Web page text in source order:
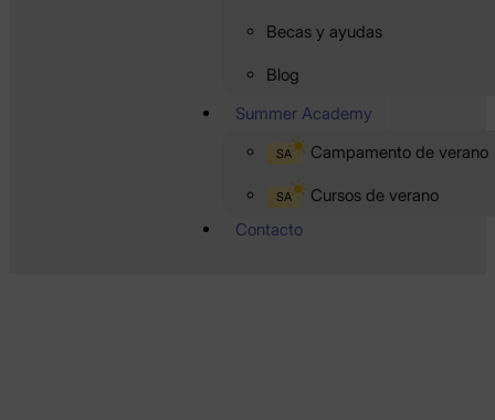
Becas y ayudas
Blog
Summer Academy
SA Campamento de verano
SA
Cursos de verano
Contacto